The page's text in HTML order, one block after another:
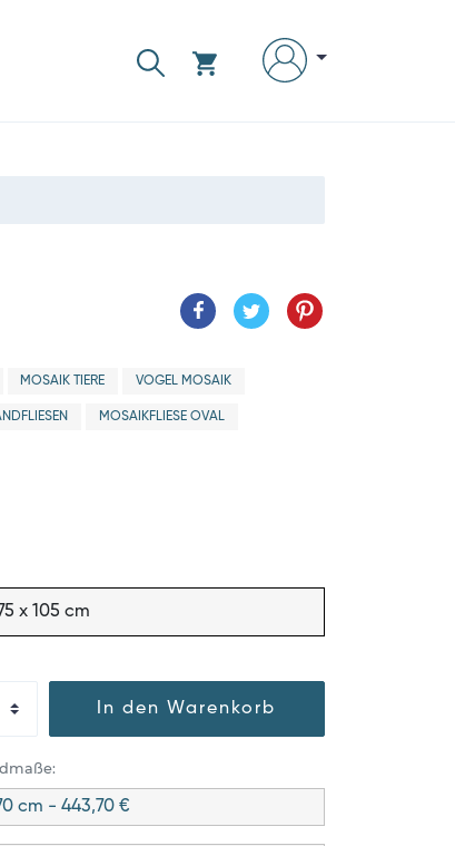
MOSAIK TIERE VOGEL MOSAIK
MOSAIKFLIESE OVAL
x 105 cm
In den Warenkorb
cm - 443,70 €